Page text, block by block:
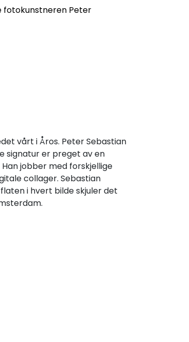
fotokunstneren Peter
vårt i Åros. Peter Sebastian
signatur er preget av en
jobber med forskjellige
collager. Sebastian
i hvert bilde skjuler det